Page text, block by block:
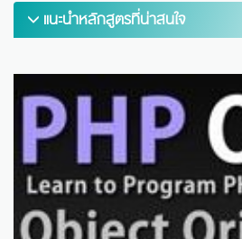
แนะนำหลักสูตรที่น่าสนใจ